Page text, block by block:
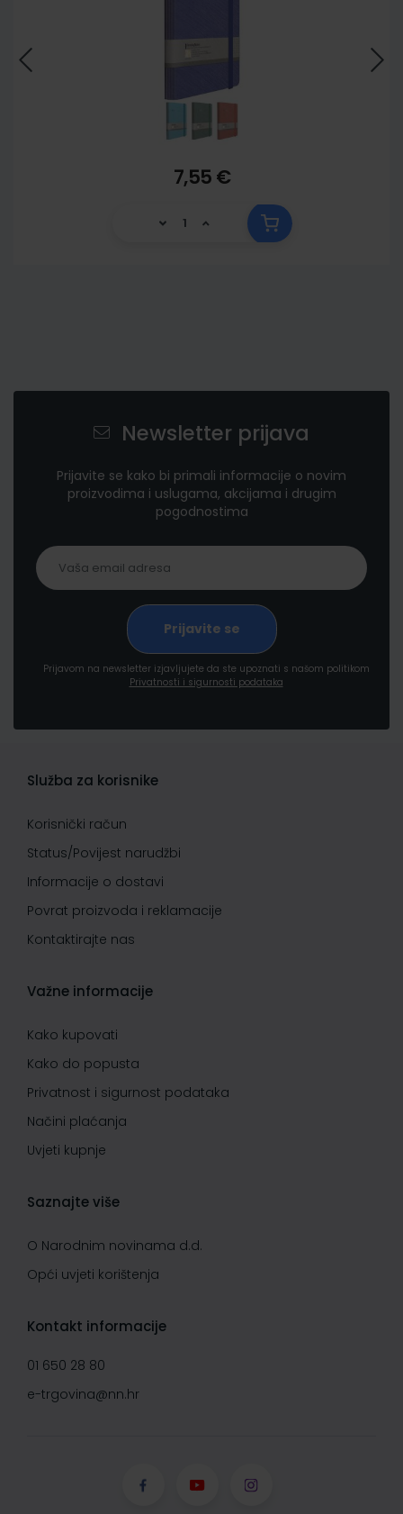
7,55 €
Newsletter prijava
Prijavite se kako bi primali informacije o novim
proizvodima i uslugama, akcijama i drugim
pogodnostima
Prijavom na newsletter izjavljujete da ste upoznati s našom politikom
Privatnosti i sigurnosti podataka
Služba za korisnike
Korisnički račun
Status/Povijest narudžbi
Informacije o dostavi
Povrat proizvoda i reklamacije
Kontaktirajte nas
Važne informacije
Kako kupovati
Kako do popusta
Privatnost i sigurnost podataka
Načini plaćanja
Uvjeti kupnje
Saznajte više
O Narodnim novinama d.d.
Opći uvjeti korištenja
Kontakt informacije
01 650 28 80
e-trgovina@nn.hr